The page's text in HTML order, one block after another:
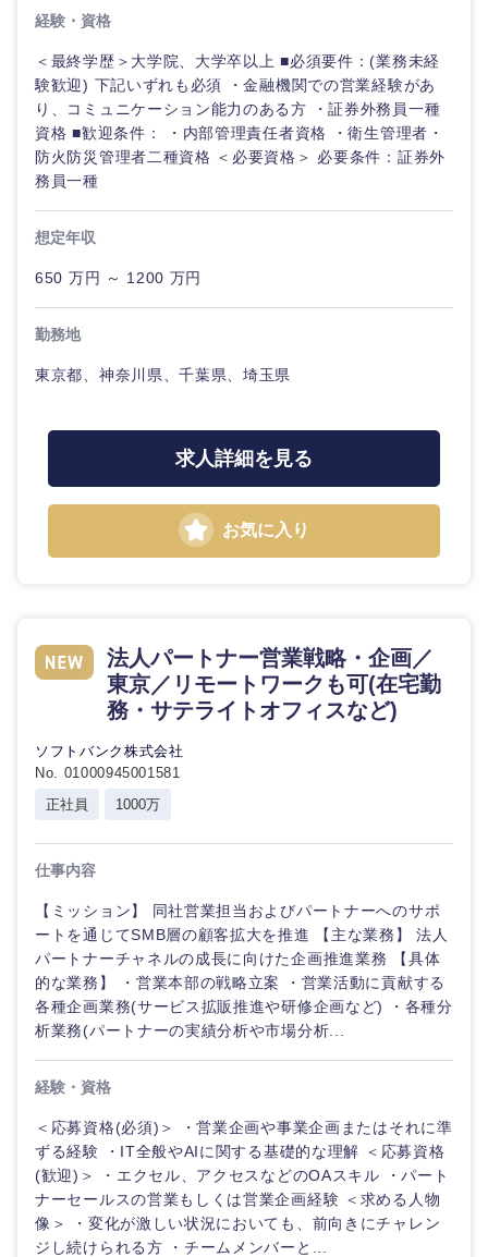
選択する
経験・資格
＜最終学歴＞大学院、大学卒以上 ■必須要件：(業務未経
験歓迎) 下記いずれも必須 ・金融機関での営業経験があ
り、コミュニケーション能力のある方 ・証券外務員一種
資格 ■歓迎条件： ・内部管理責任者資格 ・衛生管理者・
防火防災管理者二種資格 ＜必要資格＞ 必要条件：証券外
務員一種
想定年収
650 万円 ～ 1200 万円
勤務地
東京都、神奈川県、千葉県、埼玉県
求人詳細を見る
お気に入り
法人パートナー営業戦略・企画／
東京／リモートワークも可(在宅勤
務・サテライトオフィスなど)
ソフトバンク株式会社
No. 01000945001581
正社員
1000万
仕事内容
【ミッション】 同社営業担当およびパートナーへのサポ
ートを通じてSMB層の顧客拡大を推進 【主な業務】 法人
パートナーチャネルの成長に向けた企画推進業務 【具体
的な業務】 ・営業本部の戦略立案 ・営業活動に貢献する
各種企画業務(サービス拡販推進や研修企画など) ・各種分
析業務(パートナーの実績分析や市場分析...
経験・資格
＜応募資格(必須)＞ ・営業企画や事業企画またはそれに準
ずる経験 ・IT全般やAIに関する基礎的な理解 ＜応募資格
(歓迎)＞ ・エクセル、アクセスなどのOAスキル ・パート
ナーセールスの営業もしくは営業企画経験 ＜求める人物
像＞ ・変化が激しい状況においても、前向きにチャレン
ジし続けられる方 ・チームメンバーと...